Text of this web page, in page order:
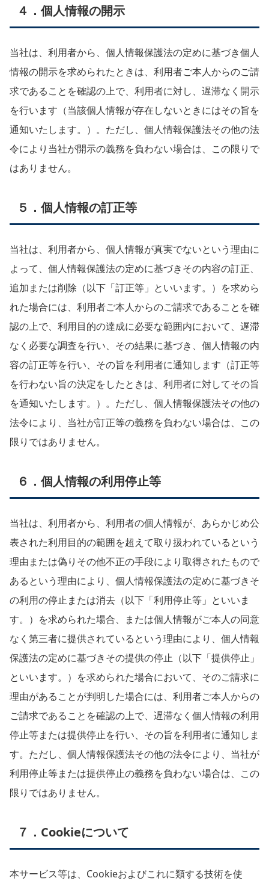
４．個人情報の開示
当社は、利用者から、個人情報保護法の定めに基づき個人
情報の開示を求められたときは、利用者ご本人からのご請
求であることを確認の上で、利用者に対し、遅滞なく開示
を行います（当該個人情報が存在しないときにはその旨を
通知いたします。）。ただし、個人情報保護法その他の法
令により当社が開示の義務を負わない場合は、この限りで
はありません。
５．個人情報の訂正等
当社は、利用者から、個人情報が真実でないという理由に
よって、個人情報保護法の定めに基づきその内容の訂正、
追加または削除（以下「訂正等」といいます。）を求めら
れた場合には、利用者ご本人からのご請求であることを確
認の上で、利用目的の達成に必要な範囲内において、遅滞
なく必要な調査を行い、その結果に基づき、個人情報の内
容の訂正等を行い、その旨を利用者に通知します（訂正等
を行わない旨の決定をしたときは、利用者に対してその旨
を通知いたします。）。ただし、個人情報保護法その他の
法令により、当社が訂正等の義務を負わない場合は、この
限りではありません。
６．個人情報の利用停止等
当社は、利用者から、利用者の個人情報が、あらかじめ公
表された利用目的の範囲を超えて取り扱われているという
理由または偽りその他不正の手段により取得されたもので
あるという理由により、個人情報保護法の定めに基づきそ
の利用の停止または消去（以下「利用停止等」といいま
す。）を求められた場合、または個人情報がご本人の同意
なく第三者に提供されているという理由により、個人情報
保護法の定めに基づきその提供の停止（以下「提供停止」
といいます。）を求められた場合において、そのご請求に
理由があることが判明した場合には、利用者ご本人からの
ご請求であることを確認の上で、遅滞なく個人情報の利用
停止等または提供停止を行い、その旨を利用者に通知しま
す。ただし、個人情報保護法その他の法令により、当社が
利用停止等または提供停止の義務を負わない場合は、この
限りではありません。
７．Cookieについて
本サービス等は、Cookieおよびこれに類する技術を使